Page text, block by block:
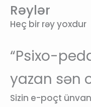
Rəylər
Heç bir rəy yoxdur
“Psixo-
yazan sən
Sizin e-poçt